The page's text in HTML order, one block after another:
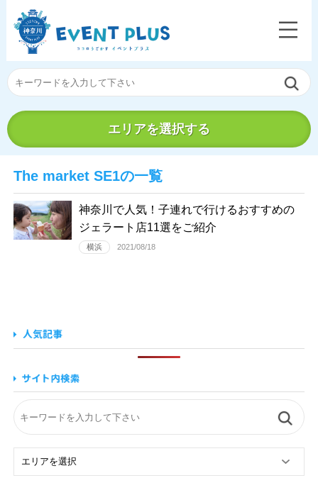
エリアを選択する
The market SE1の一覧
神奈川で人気！子連れで行けるおすすめの
ジェラート店11選をご紹介
横浜 2021/08/18